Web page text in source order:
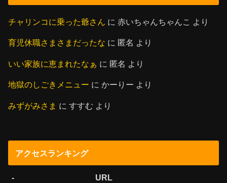
チャリンコに乗った爺さん に赤いちゃんちゃんこ より
育児休職さまさまだったな に 匿名 より
いい家族に恵まれたなぁ に 匿名 より
地獄のしごきメニュー にかーりー より
みずがみさま にすすむ より
アクセスランキング
-
URL